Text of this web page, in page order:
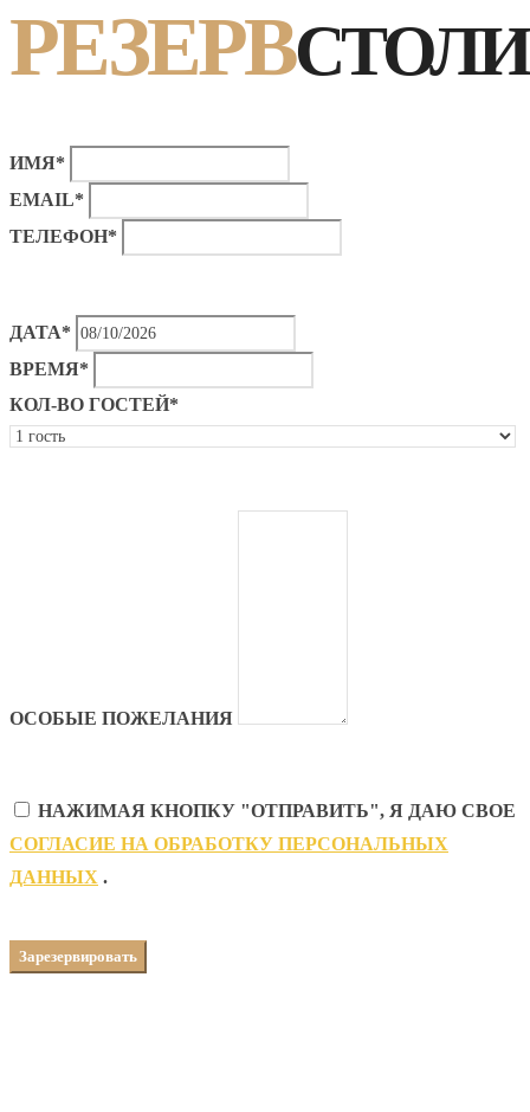
РЕЗЕРВ
ИМЯ*
EMAIL*
ТЕЛЕФОН*
ДАТА*
ВРЕМЯ*
КОЛ-ВО ГОСТЕЙ*
ОСОБЫЕ ПОЖЕЛАНИЯ
НАЖИМАЯ КНОПКУ "ОТПРАВИТЬ", Я ДАЮ СВОЕ
CОГЛАСИЕ НА ОБРАБОТКУ ПЕРСОНАЛЬНЫХ
ДАННЫХ .